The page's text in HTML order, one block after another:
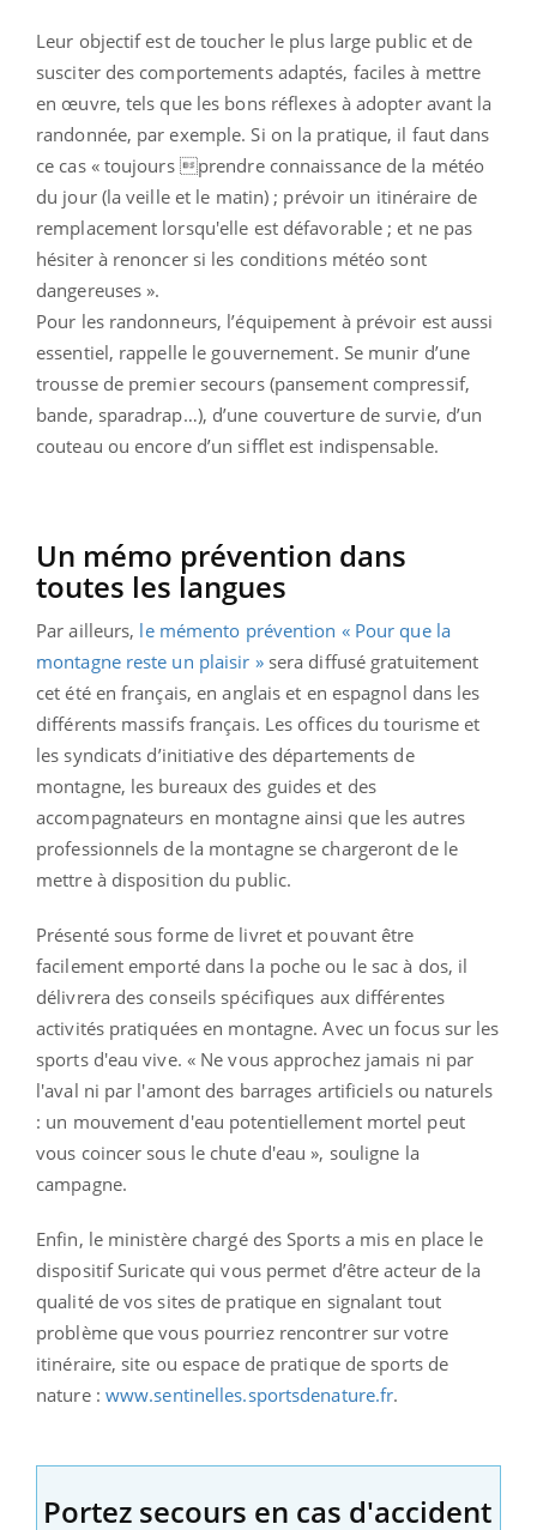
Leur objectif est de toucher le plus large public et de
susciter des comportements adaptés, faciles à mettre
en œuvre, tels que les bons réflexes à adopter avant la
randonnée, par exemple. Si on la pratique, il faut dans
ce cas « toujours prendre connaissance de la météo
du jour (la veille et le matin) ; prévoir un itinéraire de
remplacement lorsqu'elle est défavorable ; et ne pas
hésiter à renoncer si les conditions météo sont
dangereuses ».
Pour les randonneurs, l’équipement à prévoir est aussi
essentiel, rappelle le gouvernement. Se munir d’une
trousse de premier secours (pansement compressif,
bande, sparadrap…), d’une couverture de survie, d’un
couteau ou encore d’un sifflet est indispensable.
Un mémo prévention dans
toutes les langues
Par ailleurs, le mémento prévention « Pour que la
montagne reste un plaisir »sera diffusé gratuitement
cet été en français, en anglais et en espagnol dans les
différents massifs français. Les offices du tourisme et
les syndicats d’initiative des départements de
montagne, les bureaux des guides et des
accompagnateurs en montagne ainsi que les autres
professionnels de la montagne se chargeront de le
mettre à disposition du public.
Présenté sous forme de livret et pouvant être
facilement emporté dans la poche ou le sac à dos, il
délivrera des conseils spécifiques aux différentes
activités pratiquées en montagne. Avec un focus sur les
sports d'eau vive. « Ne vous approchez jamais ni par
l'aval ni par l'amont des barrages artificiels ou naturels
: un mouvement d'eau potentiellement mortel peut
vous coincer sous le chute d'eau », souligne la
campagne.
Enfin, le ministère chargé des Sports a mis en place le
dispositif Suricate qui vous permet d’être acteur de la
qualité de vos sites de pratique en signalant tout
problème que vous pourriez rencontrer sur votre
itinéraire, site ou espace de pratique de sports de
nature : www.sentinelles.sportsdenature.fr.
Portez secours en cas d'accident